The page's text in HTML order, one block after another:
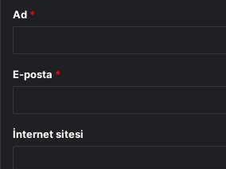
Ad *
E-posta *
İnternet sitesi